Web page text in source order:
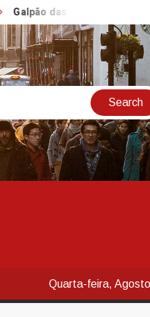
das Artes Urbanas da
Quarta-feira,